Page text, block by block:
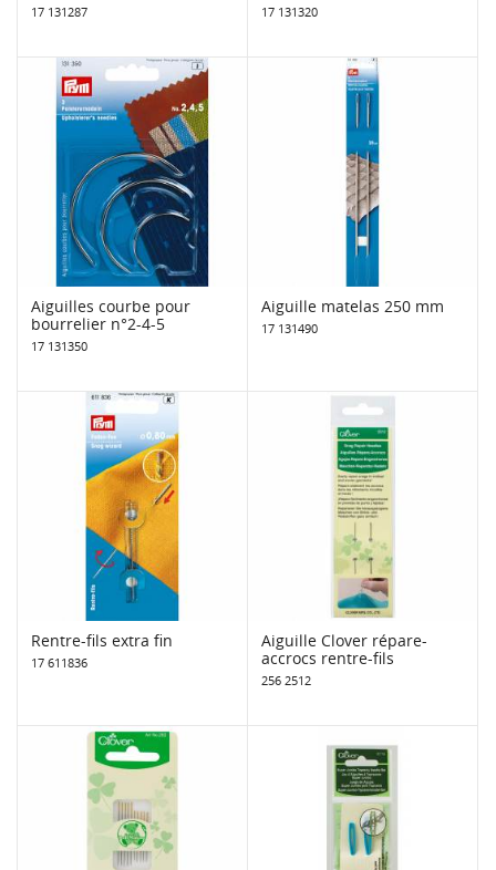
17 131287 17 131320
Aiguilles courbe pour
bourrelier n°2-4-5
17 131350
Aiguille matelas 250 mm
17 131490
Rentre-fils extra fin
17 611836
Aiguille Clover répare-
accrocs rentre-fils
256 2512